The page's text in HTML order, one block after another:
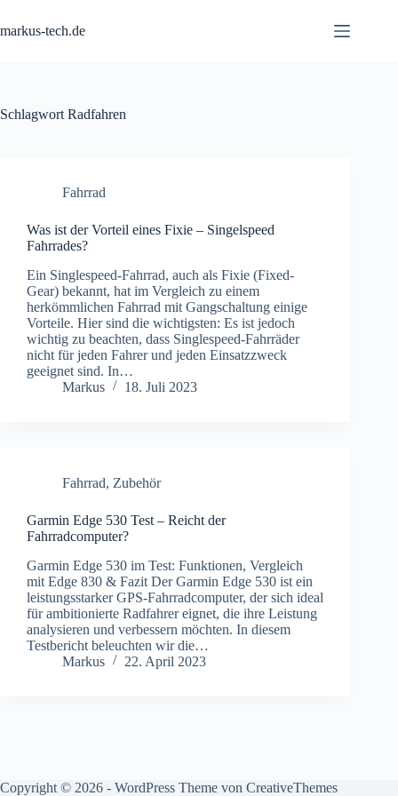
Inhalt
springen
markus-tech.de
Schlagwort Radfahren
Fahrrad
Was ist der Vorteil eines Fixie – Singelspeed
Fahrrades?
Ein Singlespeed-Fahrrad, auch als Fixie (Fixed-
Gear) bekannt, hat im Vergleich zu einem
herkömmlichen Fahrrad mit Gangschaltung einige
Vorteile. Hier sind die wichtigsten: Es ist jedoch
wichtig zu beachten, dass Singlespeed-Fahrräder
nicht für jeden Fahrer und jeden Einsatzzweck
geeignet sind. In…
Markus
18. Juli 2023
Fahrrad, Zubehör
Garmin Edge 530 Test – Reicht der
Fahrradcomputer?
Garmin Edge 530 im Test: Funktionen, Vergleich
mit Edge 830 & Fazit Der Garmin Edge 530 ist ein
leistungsstarker GPS-Fahrradcomputer, der sich ideal
für ambitionierte Radfahrer eignet, die ihre Leistung
analysieren und verbessern möchten. In diesem
Testbericht beleuchten wir die…
Markus
22. April 2023
Copyright © 2026 - WordPress Theme von CreativeThemes